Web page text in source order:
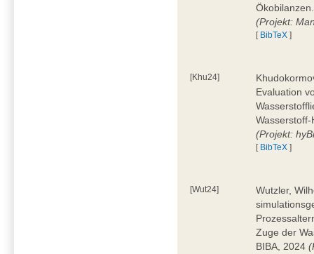
(Projekt:
[ BibTeX ]
[Khu24]
Evaluation
(Projekt:
[ BibTeX ]
[Wut24]
Wutzler,
Zuge der
BIBA, 2024